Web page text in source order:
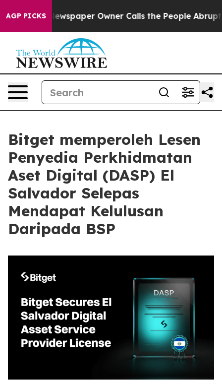
AGP PICKS
Newspaper Owner Calls the People Abruptly
Bitget memperoleh Lesen
Penyedia Perkhidmatan
Aset Digital (DASP) El
Salvador Selepas
Mendapat Kelulusan
Daripada BSP